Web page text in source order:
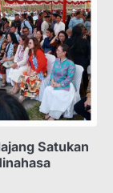
Satukan